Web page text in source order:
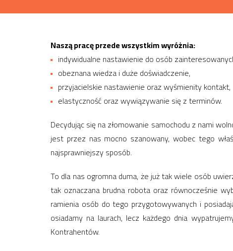
Naszą pracę przede wszystkim wyróżnia:
indywidualne nastawienie do osób
obeznana wiedza i duże doświadczenie,
przyjacielskie nastawienie oraz wyśmienity kontakt,
elastyczność oraz wywiązywanie się z terminów.
Decydując się na złomowanie samochodu z nami
jest przez nas mocno szanowany, wobec tego
najsprawniejszy sposób.
To dla nas ogromna duma, że już tak wiele osób
tak oznaczana brudna robota oraz równocześnie
ramienia osób do tego przygotowywanych i
osiadamy na laurach, lecz każdego dnia
Kontrahentów.